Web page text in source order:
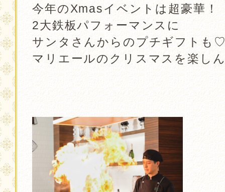
今年のXmasイベントは超豪華！
2大鉄板パフォーマンスに
サンタさんからのプチギフトも
マリエールのクリスマスを楽し